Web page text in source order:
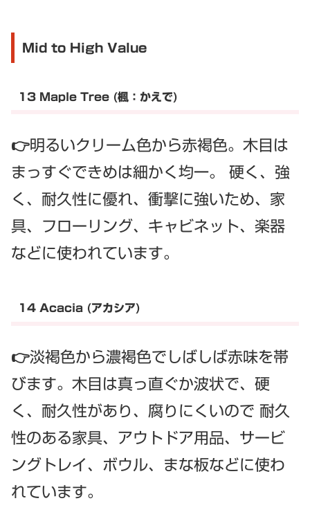
Mid to High Value
13 Maple Tree (楓：かえで)
👉明るいクリーム色から赤褐色。木目は
まっすぐできめは細かく均一。 硬く、強
く、耐久性に優れ、衝撃に強いため、家
具、フローリング、キャビネット、楽器
などに使われています。
14 Acacia (アカシア)
👉淡褐色から濃褐色でしばしば赤味を帯
びます。木目は真っ直ぐか波状で、硬
く、耐久性があり、腐りにくいので 耐久
性のある家具、アウトドア用品、サービ
ングトレイ、ボウル、まな板などに使わ
れています。